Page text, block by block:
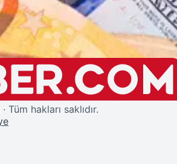
Tüm hakları saklıdır.